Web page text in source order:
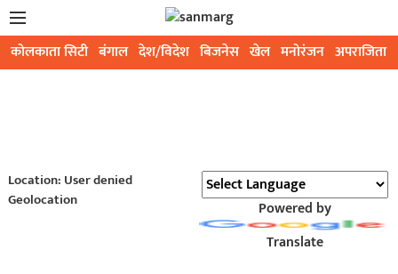
कोलकाता सिटी बंगाल देश/विदेश बिजनेस खेल मनोरंजन अपराजिता
Location: User denied
Geolocation
Powered by
Translate